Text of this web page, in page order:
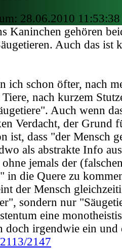
28.06.2010 11:53:38
Kaninchen gehören
Auch das ist
ich schon öfter, nach
Tiere, nach kurzem
Auch wenn
Verdacht, der Grund
ist, dass "der Mensch
als abstrakte Info
jemals der
in die Quere zu
der Mensch
sondern nur
eine
doch irgendwie ein
2147